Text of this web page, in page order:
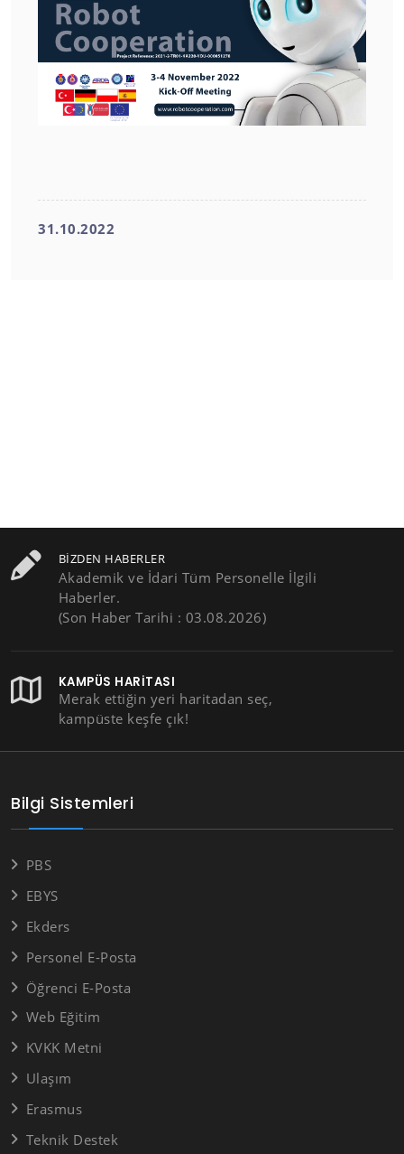
31.10.2022
BIZDEN HABERLER
Akademik ve İdari Tüm Personelle İlgili
Haberler.
(Son Haber Tarihi : 03.08.2026)
KAMPÜS HARITASI
Merak ettiğin yeri haritadan seç,
kampüste keşfe çık!
Bilgi Sistemleri
PBS
EBYS
Ekders
Personel E-Posta
Öğrenci E-Posta
Web Eğitim
KVKK Metni
Ulaşım
Erasmus
Teknik Destek